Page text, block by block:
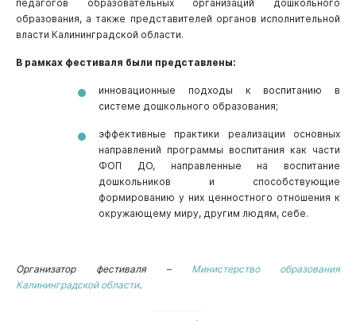
педагогов образовательных организаций дошкольного
образования, а также представителей органов исполнительной
власти Калининградской области.
В рамках фестиваля были представлены:
инновационные подходы к воспитанию в
системе дошкольного образования;
эффективные практики реализации основных
направлений программы воспитания как части
ФОП ДО, направленные на воспитание
дошкольников и способствующие
формированию у них ценностного отношения к
окружающему миру, другим людям, себе.
Организатор фестиваля – Министерство образования
Калининградской области.